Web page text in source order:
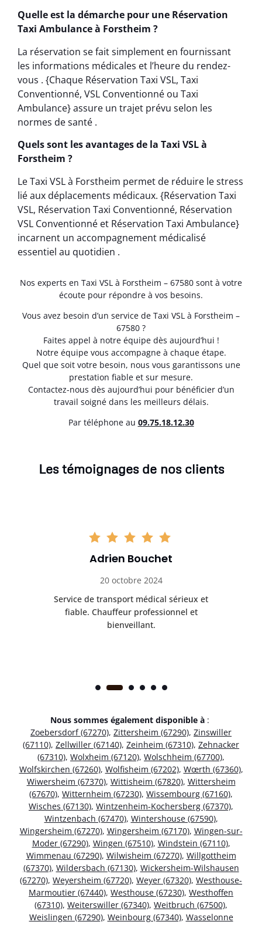
Quelle est la démarche pour une Réservation
Taxi Ambulance à Forstheim ?
La réservation se fait simplement en fournissant
les informations médicales et l’heure du rendez-
vous . {Chaque Réservation Taxi VSL, Taxi
Conventionné, VSL Conventionné ou Taxi
Ambulance} assure un trajet prévu selon les
normes de santé .
Quels sont les avantages de la Taxi VSL à
Forstheim ?
Le Taxi VSL à Forstheim permet de réduire le stress
lié aux déplacements médicaux. {Réservation Taxi
VSL, Réservation Taxi Conventionné, Réservation
VSL Conventionné et Réservation Taxi Ambulance}
incarnent un accompagnement médicalisé
essentiel au quotidien .
Nos experts en Taxi VSL à Forstheim – 67580 sont à votre
écoute pour répondre à vos besoins.
Vous avez besoin d’un service de Taxi VSL à Forstheim –
67580 ?
Faites appel à notre équipe dès aujourd’hui !
Notre équipe vous accompagne à chaque étape.
Quel que soit votre besoin, nous vous garantissons une
prestation fiable et sur mesure.
Contactez-nous dès aujourd’hui pour bénéficier d’un
travail soigné dans les meilleurs délais.
Par téléphone au 09.75.18.12.30
Les témoignages de nos clients
Adrien Bouchet
20 octobre 2024
Service de transport médical sérieux et
fiable. Chauffeur professionnel et
bienveillant.
Nous sommes également disponible à :
Zoebersdorf (67270), Zittersheim (67290), Zinswiller
(67110), Zellwiller (67140), Zeinheim (67310), Zehnacker
(67310), Wolxheim (67120), Wolschheim (67700),
Wolfskirchen (67260), Wolfisheim (67202), Wœrth (67360),
Wiwersheim (67370), Wittisheim (67820), Wittersheim
(67670), Witternheim (67230), Wissembourg (67160),
Wisches (67130), Wintzenheim-Kochersberg (67370),
Wintzenbach (67470), Wintershouse (67590),
Wingersheim (67270), Wingersheim (67170), Wingen-sur-
Moder (67290), Wingen (67510), Windstein (67110),
Wimmenau (67290), Wilwisheim (67270), Willgottheim
(67370), Wildersbach (67130), Wickersheim-Wilshausen
(67270), Weyersheim (67720), Weyer (67320), Westhouse-
Marmoutier (67440), Westhouse (67230), Westhoffen
(67310), Weiterswiller (67340), Weitbruch (67500),
Weislingen (67290), Weinbourg (67340), Wasselonne